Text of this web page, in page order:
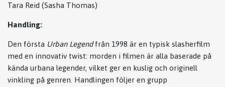
Tara Reid (Sasha Thomas)
Handling:
Den första Urban Legendfrån 1998 är en typisk slasherfilm
med en innovativ twist: morden i filmen är alla baserade på
kända urbana legender, vilket ger en kuslig och originell
vinkling på genren. Handlingen följer en grupp